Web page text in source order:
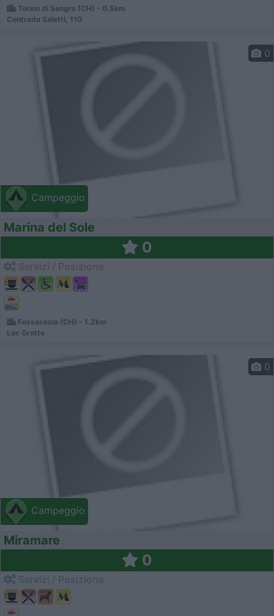
Torino di Sangro (CH) - 0.5km
Contrada Saletti, 110
Campeggio
0
Marina del Sole
0
Fossacesia (CH) - 1.2km
Loc Grotte
Campeggio
0
Miramare
0